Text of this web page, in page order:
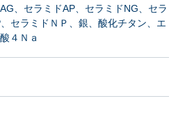
、セラミドAP、セラミドNG、セラ
、セラミドＮＰ、銀、酸化チタン、エ
４Ｎａ